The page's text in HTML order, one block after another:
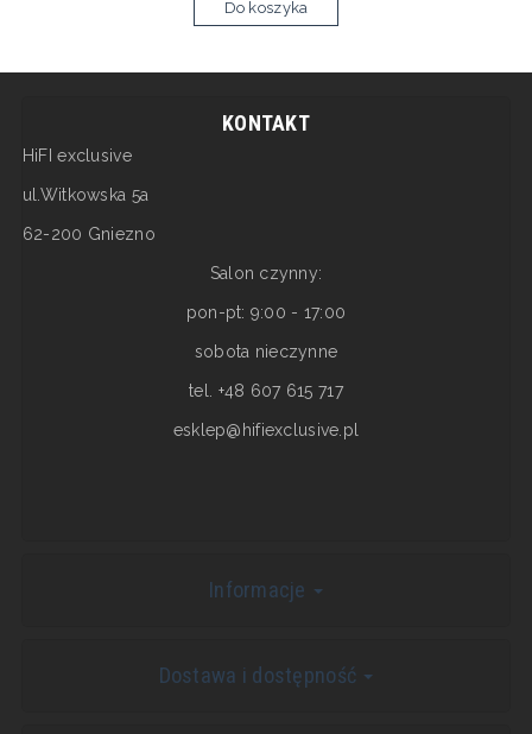
Do koszyka
KONTAKT
HiFI exclusive
ul.Witkowska 5a
62-200 Gniezno
Salon czynny:
pon-pt: 9:00 - 17:00
sobota nieczynne
tel. +48 607 615 717
esklep@hifiexclusive.pl
Informacje
Dostawa i dostępność